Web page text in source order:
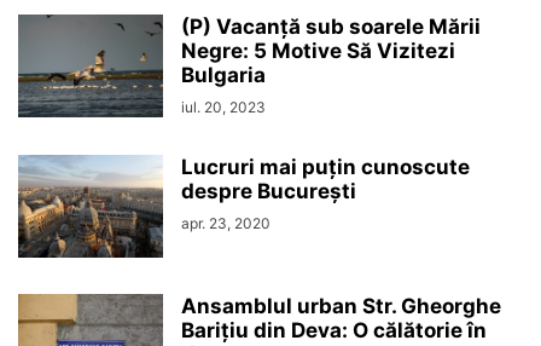
(P) Vacanță sub soarele Mării
Negre: 5 Motive Să Vizitezi
Bulgaria
iul. 20, 2023
Lucruri mai puțin cunoscute
despre București
apr. 23, 2020
Ansamblul urban Str. Gheorghe
Barițiu din Deva: O călătorie în